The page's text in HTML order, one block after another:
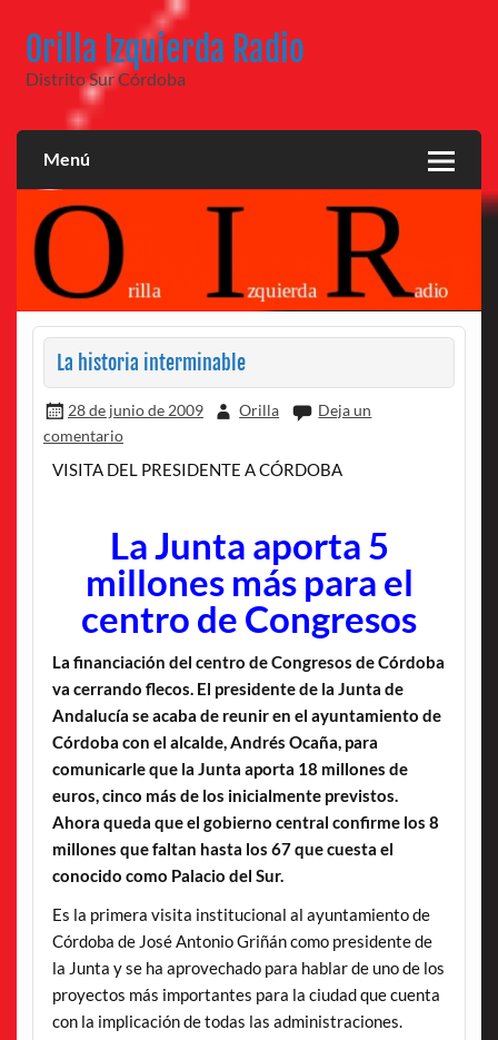
contenido
Orilla Izquierda Radio
Distrito Sur Córdoba
Menú
La historia interminable
28 de junio de 2009 Orilla
Deja un
comentario
VISITA DEL PRESIDENTE A CÓRDOBA
La Junta aporta 5
millones más para el
centro de Congresos
La financiación del centro de Congresos de Córdoba
va cerrando flecos. El presidente de la Junta de
Andalucía se acaba de reunir en el ayuntamiento de
Córdoba con el alcalde, Andrés Ocaña, para
comunicarle que la Junta aporta 18 millones de
euros, cinco más de los inicialmente previstos.
Ahora queda que el gobierno central confirme los 8
millones que faltan hasta los 67 que cuesta el
conocido como Palacio del Sur.
Es la primera visita institucional al ayuntamiento de
Córdoba de José Antonio Griñán como presidente de
la Junta y se ha aprovechado para hablar de uno de los
proyectos más importantes para la ciudad que cuenta
con la implicación de todas las administraciones.